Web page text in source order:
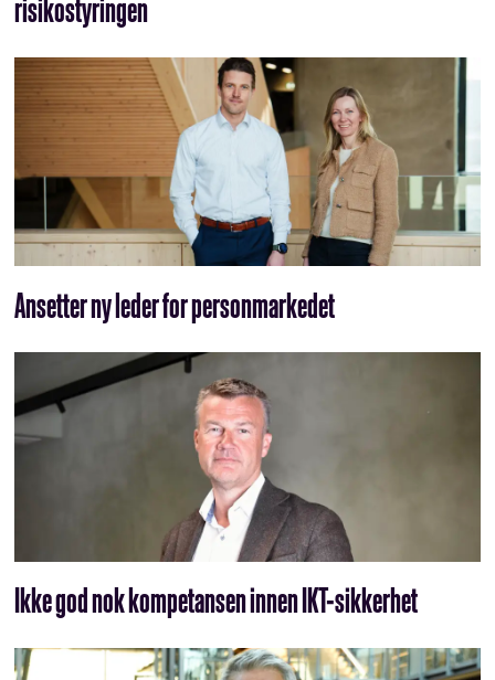
Ansetter ny leder for personmarkedet
Ikke god nok kompetansen innen IKT-sikkerhet